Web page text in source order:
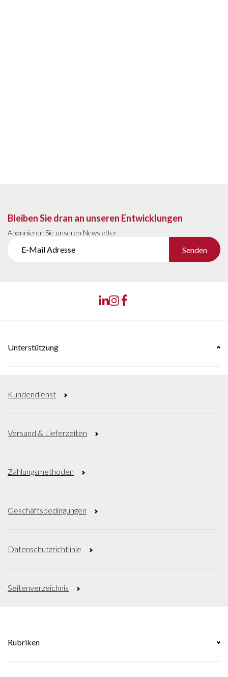
Bleiben Sie dran an unseren Entwicklungen
Abonnieren Sie unseren Newsletter
Senden
Unterstützung
Kundendienst
Versand & Lieferzeiten
Zahlungsmethoden
Geschäftsbedingungen
Datenschutzrichtlinie
Seitenverzeichnis
Rubriken